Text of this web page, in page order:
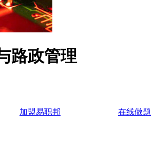
路政管理
加盟易职邦
在线做题